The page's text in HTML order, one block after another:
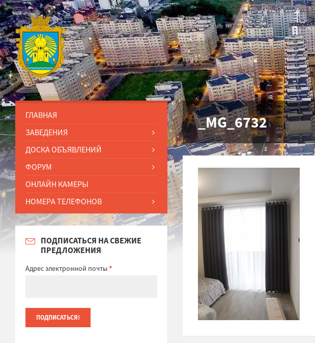
_MG_6732
ГЛАВНАЯ
ЗАВЕДЕНИЯ
ДОСКА ОБЪЯВЛЕНИЙ
ФОРУМ
ОНЛАЙН КАМЕРЫ
НОМЕРА ТЕЛЕФОНОВ
ПОДПИСАТЬСЯ НА СВЕЖИЕ
ПРЕДЛОЖЕНИЯ
Адрес электронной почты*